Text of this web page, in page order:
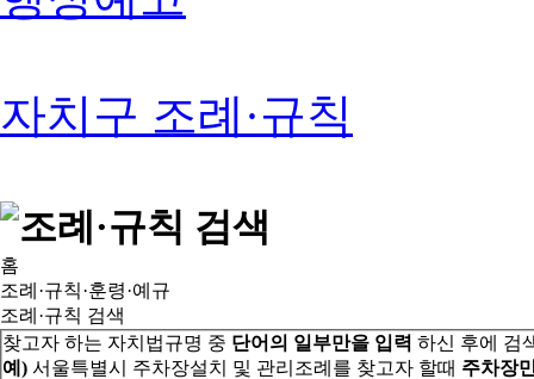
자치구 조례·규칙
홈
조례·규칙·훈령·예규
조례·규칙 검색
찾고자 하는 자치법규명 중 단어의 일부만을 입력 하신 후에 검
예) 서울특별시 주차장설치 및 관리조례를 찾고자 할때 주차장